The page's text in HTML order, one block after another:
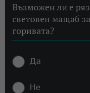
Възможен ли е
световен мащаб
горивата?
Да
Не